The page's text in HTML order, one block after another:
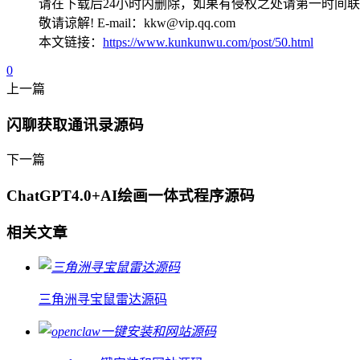
请在下载后24小时内删除，如果有侵权之处请第一时间联
敬请谅解! E-mail：kkw@vip.qq.com
本文链接： https://www.kunkunwu.com/post/50.html
0
上一篇
闪聊获取通讯录源码
下一篇
ChatGPT4.0+AI绘画一体式程序源码
相关文章
三角洲寻宝鼠雷达源码